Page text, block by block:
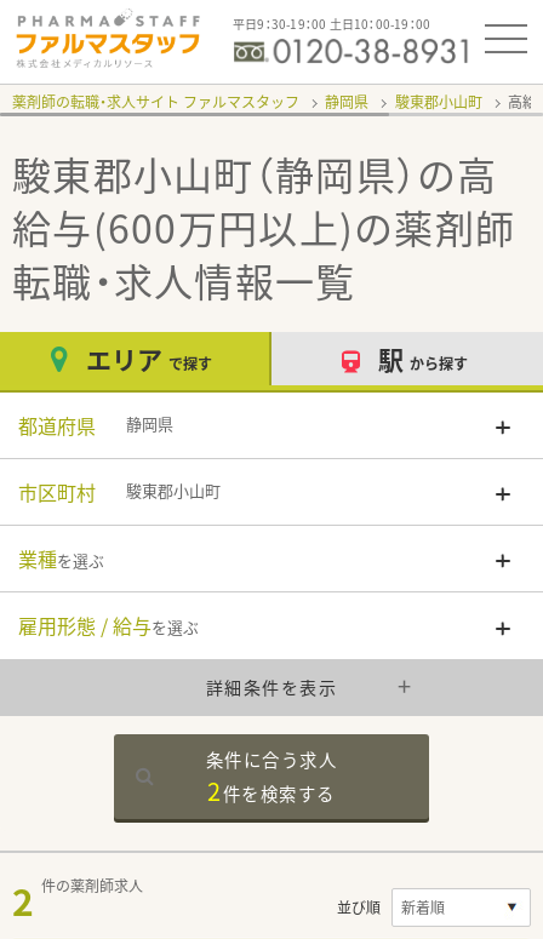
平日9：30-19：00 土日10：00-19：00
薬剤師の転職・求人サイト ファルマスタッフ 静岡県 駿東郡小山町 高給
駿東郡小山町（静岡県）の高
給与(600万円以上)の薬剤師
転職・求人情報一覧
エリア で探す 駅 から探す
都道府県 静岡県
市区町村 駿東郡小山町
業種を選ぶ
雇用形態 / 給与を選ぶ
詳細条件を表示
条件に合う求人
2件を検索する
2 件の薬剤師求人
並び順